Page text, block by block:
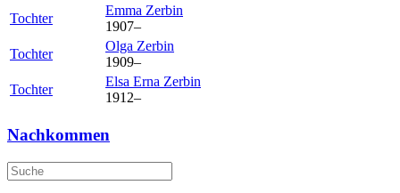
Tochter
Emma Zerbin
1907–
Tochter
Olga Zerbin
1909–
Tochter
Elsa Erna Zerbin
1912–
Nachkommen